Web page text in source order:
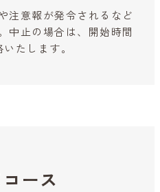
注意報が発令されるなど
中止の場合は、開始時間
たします。
ース